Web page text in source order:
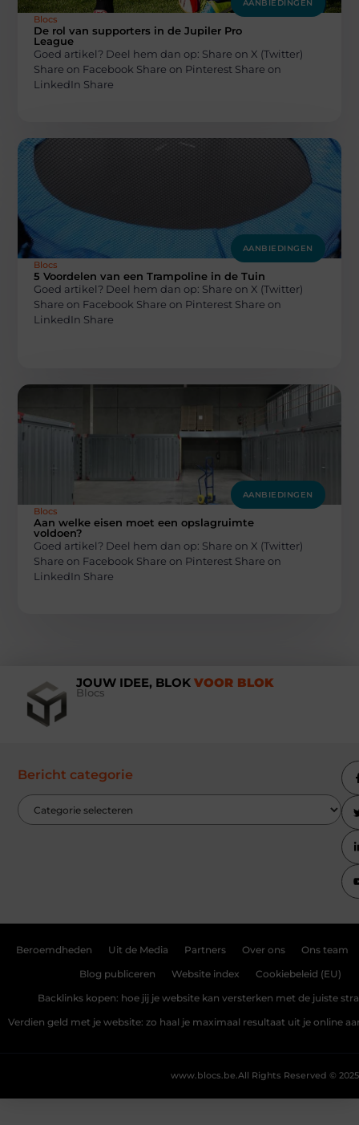
AANBIEDINGEN
Blocs
De rol van supporters in de Jupiler Pro
League
Goed artikel? Deel hem dan op: Share on X (Twitter)
Share on Facebook Share on Pinterest Share on
LinkedIn Share
AANBIEDINGEN
Blocs
5 Voordelen van een Trampoline in de Tuin
Goed artikel? Deel hem dan op: Share on X (Twitter)
Share on Facebook Share on Pinterest Share on
LinkedIn Share
AANBIEDINGEN
Blocs
Aan welke eisen moet een opslagruimte
voldoen?
Goed artikel? Deel hem dan op: Share on X (Twitter)
Share on Facebook Share on Pinterest Share on
LinkedIn Share
JOUW IDEE, BLOK VOOR BLOK
Blocs
Bericht categorie
Beroemdheden Uit de Media Partners Over ons Ons team
Blog publiceren Website index Cookiebeleid (EU)
Backlinks kopen: hoe jij je website kan versterken met de juiste
Verdien geld met je website: zo haal je maximaal resultaat uit je online
All Rights Reserved © 2025
www.blocs.be.